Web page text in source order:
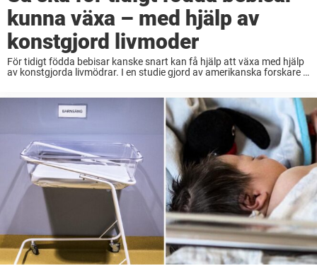
kunna växa – med hjälp av
konstgjord livmoder
För tidigt födda bebisar kanske snart kan få hjälp att växa med hjälp
av konstgjorda livmödrar. I en studie gjord av amerikanska forskare i